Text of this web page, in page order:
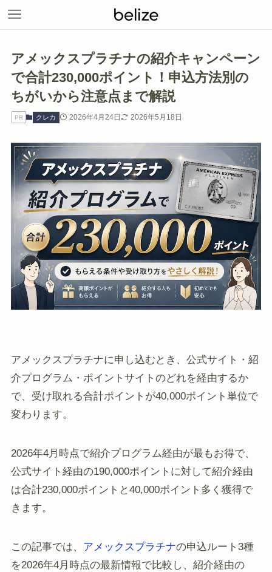
アメックスプラチナの紹介キャンペーン
で合計230,000ポイント！申込方法別の
ちがいから注意点まで解説
PR クレカ 2026年4月24日 2026年5月18日
アメックスプラチナに申し込むとき、公式サイト・紹
介プログラム・ポイントサイトのどれを経由するか
で、受け取れる合計ポイントが40,000ポイント単位で
変わります。
2026年4月時点で紹介プログラム経由が最もお得で、
公式サイト経由の190,000ポイントに対して紹介経由
は合計230,000ポイントと40,000ポイント多く獲得で
きます。
この記事では、 アメックスプラチナの申込ルート3種
を2026年4月時点の最新情報で比較し、紹介経由の